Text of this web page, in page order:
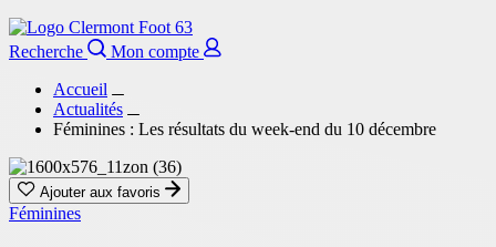
Recherche
Mon compte
Accueil
Actualités
Féminines : Les résultats du week-end du 10 décembre
Ajouter aux favoris
Féminines